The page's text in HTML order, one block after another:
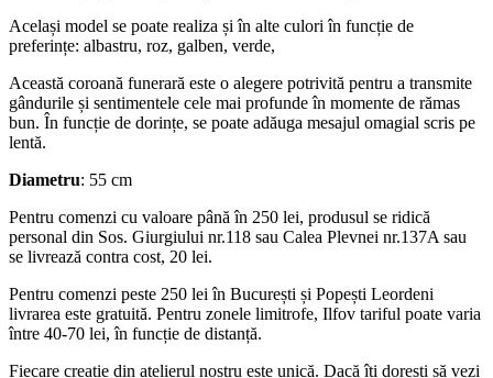
Același model se poate realiza și în alte culori în funcție de
preferințe: albastru, roz, galben, verde,
Această coroană funerară este o alegere potrivită pentru a transmite
gândurile și sentimentele cele mai profunde în momente de rămas
bun. În funcție de dorințe, se poate adăuga mesajul omagial scris pe
lentă.
Diametru: 55 cm
Pentru comenzi cu valoare până în 250 lei, produsul se ridică
personal din Sos. Giurgiului nr.118 sau Calea Plevnei nr.137A sau
se livrează contra cost, 20 lei.
Pentru comenzi peste 250 lei în București și Popești Leordeni
livrarea este gratuită. Pentru zonele limitrofe, Ilfov tariful poate varia
între 40-70 lei, în funcție de distanță.
Fiecare creație din atelierul nostru este unică. Dacă îți dorești să vezi